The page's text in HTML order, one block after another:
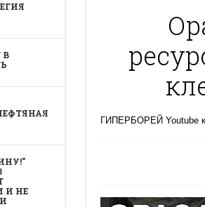
В
И НЕ
ГИПЕРБОРЕЙ Youtube